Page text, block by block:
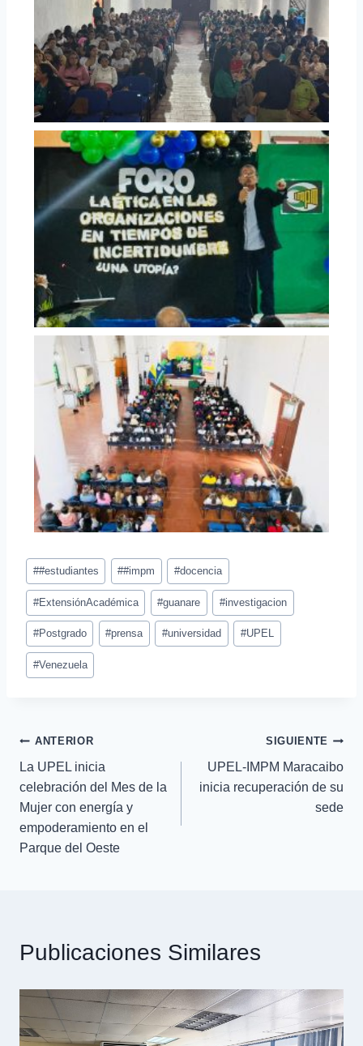
##estudiantes ##impm #docencia
#ExtensiónAcadémica #guanare #investigacion
#Postgrado #prensa #universidad #UPEL
#Venezuela
ANTERIOR
La UPEL inicia
celebración del Mes de la
Mujer con energía y
empoderamiento en el
Parque del Oeste
SIGUIENTE
UPEL-IMPM Maracaibo
inicia recuperación de su
sede
Publicaciones Similares